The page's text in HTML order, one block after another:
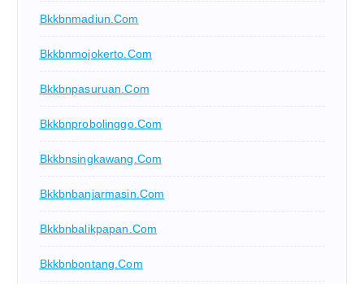
Bkkbnmadiun.com
Bkkbnmojokerto.com
Bkkbnpasuruan.com
Bkkbnprobolinggo.com
Bkkbnsingkawang.com
Bkkbnbanjarmasin.com
Bkkbnbalikpapan.com
Bkkbnbontang.com